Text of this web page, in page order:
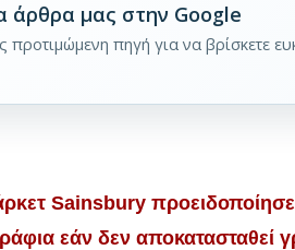
άρθρα μας στην Google
προτιμώμενη πηγή για να βρίσκετε
Sainsbury
ράφια εάν δεν